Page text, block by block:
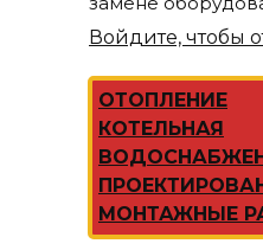
Войдите, чтобы
ОТОПЛЕНИЕ
КОТЕЛЬНАЯ
МОНТАЖНЫЕ